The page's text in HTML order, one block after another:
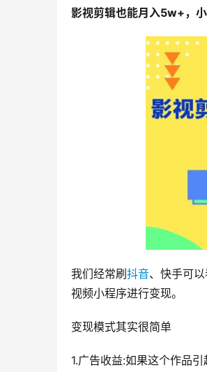
影视剪辑也能月入5w+，
我们经常刷 抖音、快手可
视频小程序进行变现。
变现模式其实很简单
1.广告收益:如果这个作品